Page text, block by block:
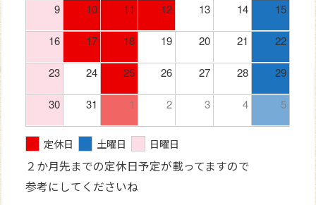
9 10 11 12 13 14 15
16 17 18 19 20 21 22
23 24 25 26 27 28 29
30 31 1 2 3 4 5
定休日 土曜日 日曜日
２か月先までの定休日予定が載ってますので
参考にしてくださいね